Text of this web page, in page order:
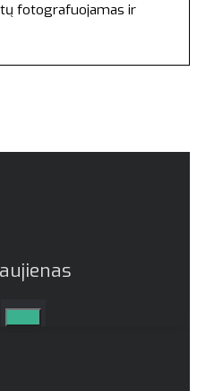
fotografuojamas ir